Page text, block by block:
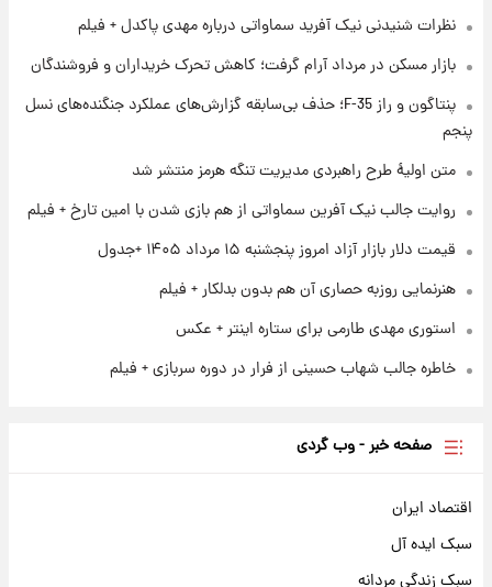
ارزش سهام عدالت برای امروز چهارشنبه ۱۴ مرداد
آغاز طرح جدید فروش مشارکت در تولید سایپا؛
سود مشارکت چند درصد است؟
نظرات شنیدنی نیک آفرید سماواتی درباره مهدی پاکدل + فیلم
بازار مسکن در مرداد آرام گرفت؛ کاهش تحرک خریداران و فروشندگان
پنتاگون و راز F-35؛ حذف بی‌سابقه گزارش‌های عملکرد جنگنده‌های نسل
پنجم
متن اولیۀ طرح راهبردی مدیریت تنگه هرمز منتشر شد
روایت جالب نیک آفرین سماواتی از هم بازی شدن با امین تارخ + فیلم
قیمت دلار بازار آزاد امروز پنجشنبه ۱۵ مرداد ۱۴۰۵ +جدول
هنرنمایی روزبه حصاری آن هم بدون بدلکار + فیلم
استوری مهدی طارمی برای ستاره اینتر + عکس
خاطره جالب شهاب حسینی از فرار در دوره سربازی + فیلم
صفحه خبر - وب گردی
اقتصاد ایران
سبک ایده آل
سبک زندگی مردانه